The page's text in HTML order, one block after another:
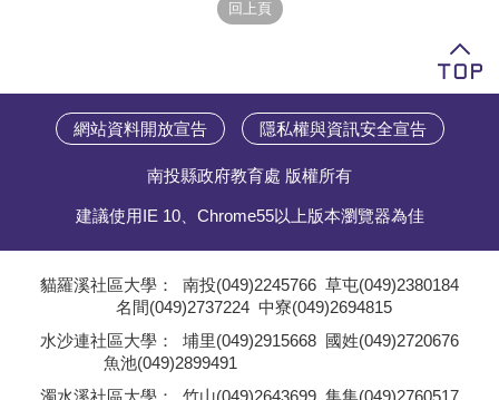
網站資料開放宣告 隱私權與資訊安全宣告
南投縣政府教育處 版權所有
建議使用IE 10、Chrome55以上版本瀏覽器為佳
貓羅溪社區大學： 南投(049)2245766 草屯(049)2380184
名間(049)2737224 中寮(049)2694815
水沙連社區大學： 埔里(049)2915668 國姓(049)2720676
魚池(049)2899491
濁水溪社區大學： 竹山(049)2643699 集集(049)2760517